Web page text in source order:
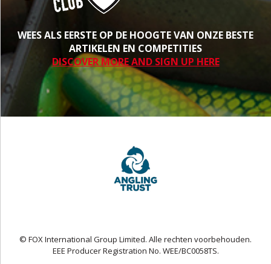
WEES ALS EERSTE OP DE HOOGTE VAN ONZE BESTE
ARTIKELEN EN COMPETITIES
DISCOVER MORE AND SIGN UP HERE
© FOX International Group Limited. Alle rechten voorbehouden.
EEE Producer Registration No. WEE/BC0058TS.